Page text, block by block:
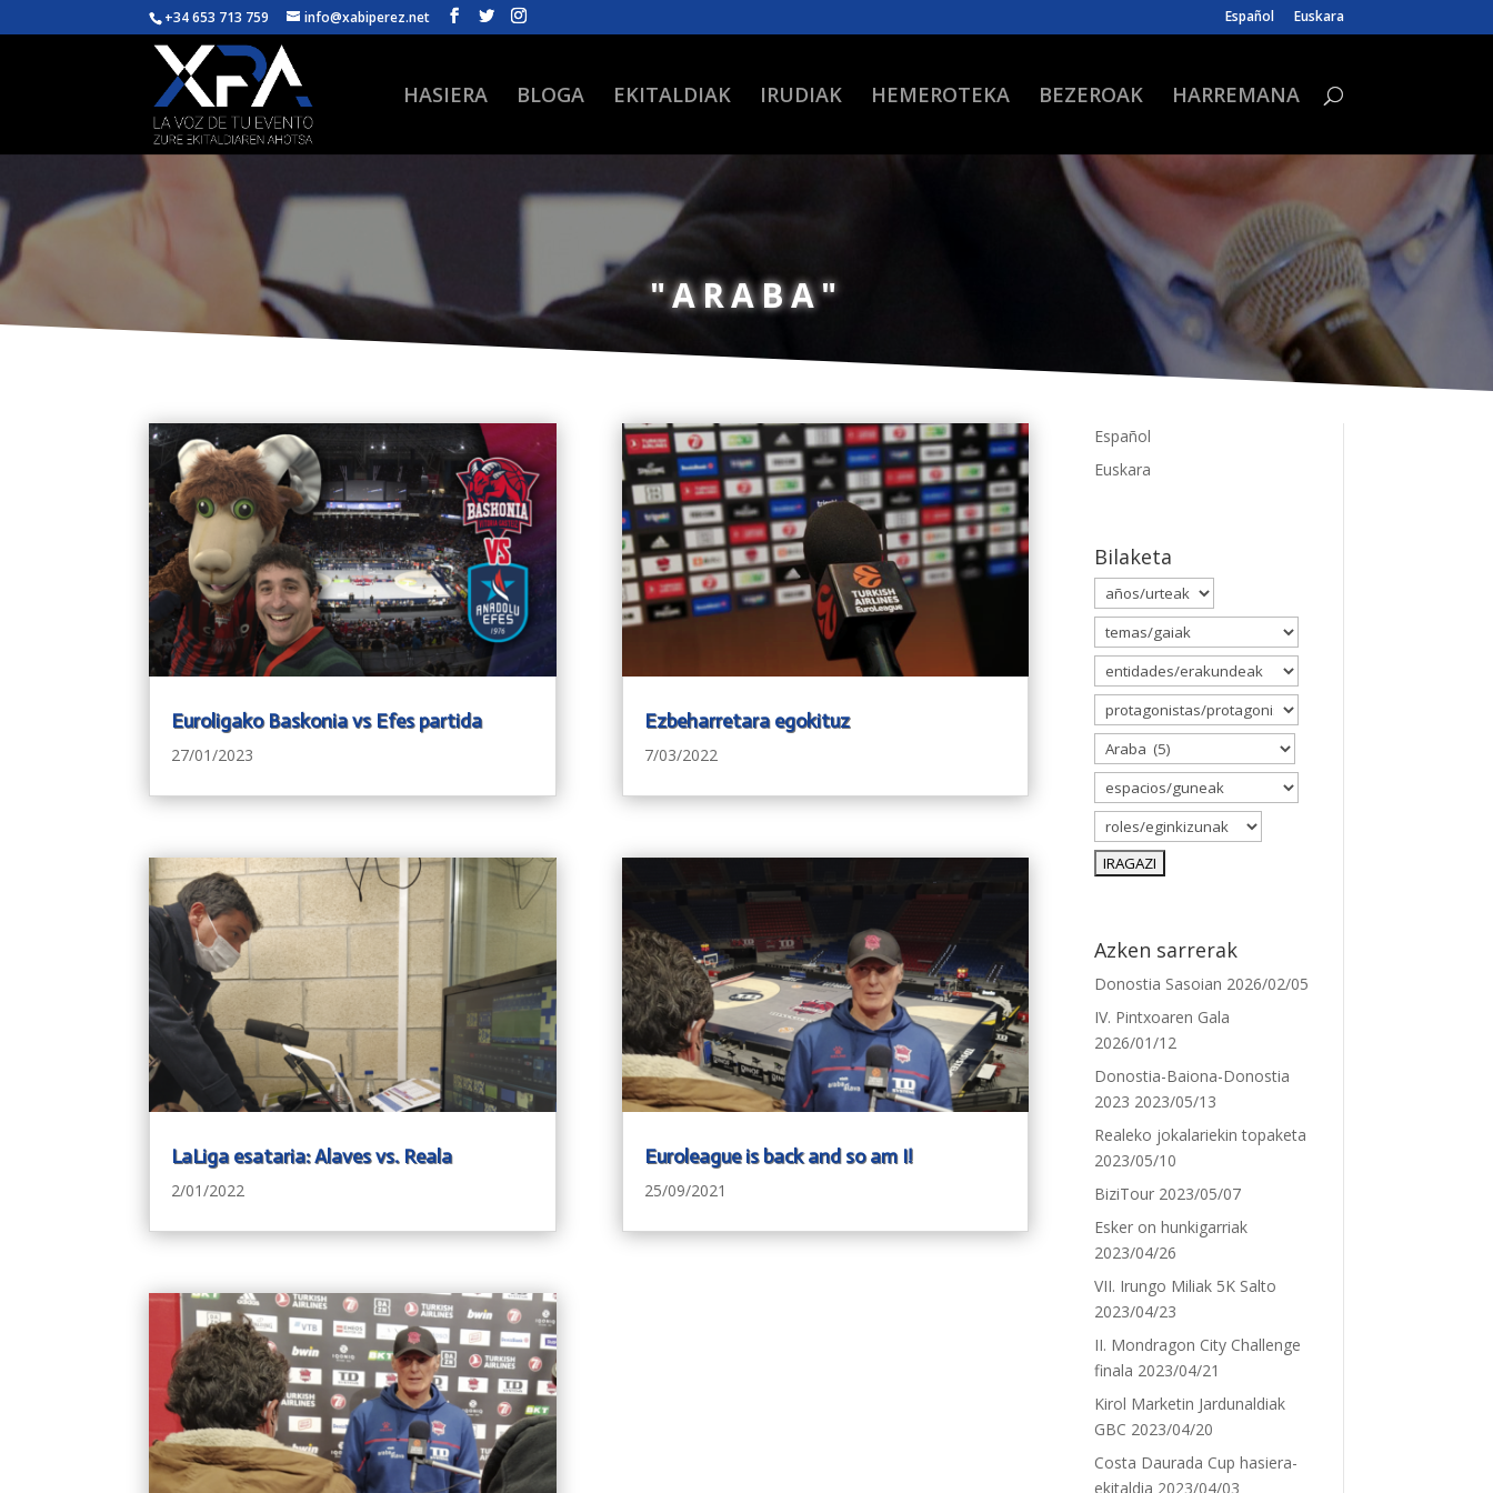
+34 653 713 759 info@xabiperez.net Español Euskara
HASIERA BLOGA EKITALDIAK IRUDIAK HEMEROTEKA BEZEROAK HARREMANA
"ARABA"
Euroligako Baskonia vs Efes partida
27/01/2023
LaLiga esataria: Alaves vs. Reala
2/01/2022
Ezbeharretara egokituz
7/03/2022
Euroleague is back and so am I!
25/09/2021
Español
Euskara
Bilaketa
Azken sarrerak
Donostia Sasoian 2026/02/05
IV. Pintxoaren Gala
2026/01/12
Donostia-Baiona-Donostia
2023 2023/05/13
Realeko jokalariekin topaketa
2023/05/10
BiziTour 2023/05/07
Esker on hunkigarriak
2023/04/26
VII. Irungo Miliak 5K Salto
2023/04/23
II. Mondragon City Challenge
finala 2023/04/21
Kirol Marketin Jardunaldiak
GBC 2023/04/20
Costa Daurada Cup hasiera-
ekitaldia 2023/04/03